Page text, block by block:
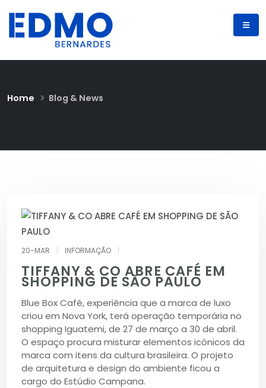
Home Blog & News
20-MAR INFORMAÇÃO
TIFFANY & CO ABRE CAFÉ EM
SHOPPING DE SÃO PAULO
Blue Box Café, experiência que a marca de luxo
criou em Nova York, terá operação temporária no
shopping Iguatemi, de 27 de março a 30 de abril.
O espaço procura misturar elementos icônicos da
marca com itens da cultura brasileira. O projeto
de arquitetura e design do ambiente ficou a
cargo do Estúdio Campana.